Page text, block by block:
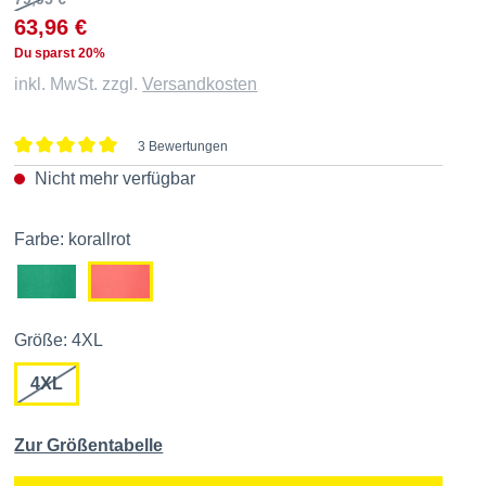
63,96 €
Du sparst 20%
inkl. MwSt. zzgl.Versandkosten
Durchschnittliche Bewertung von 5 von 5 Sternen
3 Bewertungen
Nicht mehr verfügbar
Farbe: korallrot
Größe: 4XL
4XL
Zur Größentabelle